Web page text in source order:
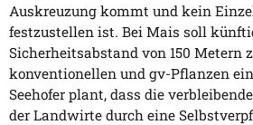
Auskreuzung kommt und kein
festzustellen ist. Bei Mais soll
Sicherheitsabstand von 150 Metern
konventionellen und gv-Pflanzen
Seehofer plant, dass die
der Landwirte durch eine